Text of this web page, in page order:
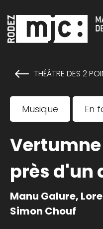
THÉÂTRE DES 2
Musique En
près d'un
Manu Galure,
Simon Chouf